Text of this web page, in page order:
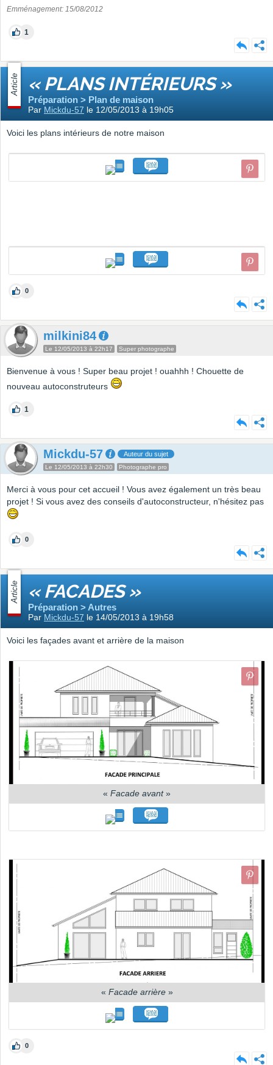
Emménagement: 15/08/2012
1
Article « PLANS INTÉRIEURS »
Préparation > Plan de maison
Par Mickdu-57 le 12/05/2013 à 19h05
Voici les plans intérieurs de notre maison
0
milkini84
Le 12/05/2013 à 22h17 Super photographe
Bienvenue à vous ! Super beau projet ! ouahhh ! Chouette de
nouveau autoconstruteurs
1
Mickdu-57 Auteur du sujet
Le 12/05/2013 à 22h30 Photographe pro
Merci à vous pour cet accueil ! Vous avez également un très beau
projet ! Si vous avez des conseils d'autoconstructeur, n'hésitez pas
0
Article « FACADES »
Préparation > Autres
Par Mickdu-57 le 14/05/2013 à 19h58
Voici les façades avant et arrière de la maison
« Facade avant»
« Facade arrière»
0